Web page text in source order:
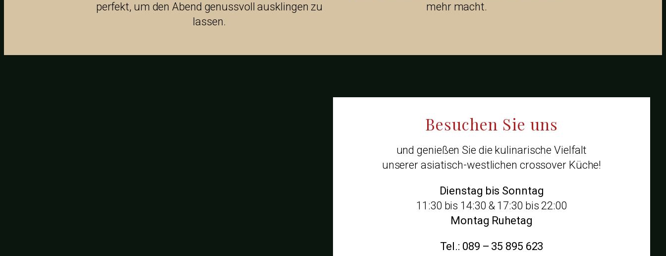
perfekt, um den Abend genussvoll ausklingen zu
lassen.
mehr macht.
Besuchen Sie uns
und genießen Sie die kulinarische Vielfalt
unserer asiatisch-westlichen crossover Küche!
Dienstag bis Sonntag
11:30 bis 14:30 & 17:30 bis 22:00
Montag Ruhetag
Tel.: 089 – 35 895 623